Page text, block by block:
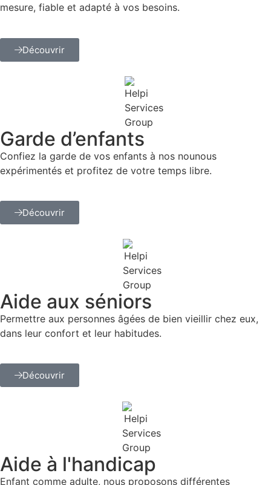
mesure, fiable et adapté à vos besoins.
Découvrir
Garde d’enfants
Confiez la garde de vos enfants à nos nounous
expérimentés et profitez de votre temps libre.
Découvrir
Aide aux séniors
Permettre aux personnes âgées de bien vieillir chez eux,
dans leur confort et leur habitudes.
Découvrir
Aide à l'handicap
Enfant comme adulte, nous proposons différentes